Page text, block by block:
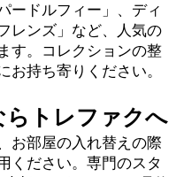
ードルフィー」、ディ
レンズ」など、人気の
す。コレクションの整
お持ち寄りください。
トレファクへ
お部屋の入れ替えの際
ください。専門のスタ